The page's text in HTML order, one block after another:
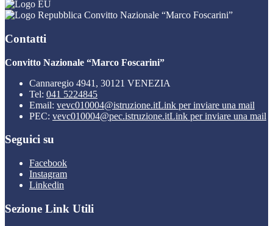
Convitto Nazionale “Marco Foscarini”
Contatti
Convitto Nazionale “Marco Foscarini”
Cannaregio 4941, 30121 VENEZIA
Tel: 041 5224845
Email: vevc010004@istruzione.itLink per inviare una mail
PEC: vevc010004@pec.istruzione.itLink per inviare una mail
Seguici su
Facebook
Instagram
Linkedin
Sezione Link Utili